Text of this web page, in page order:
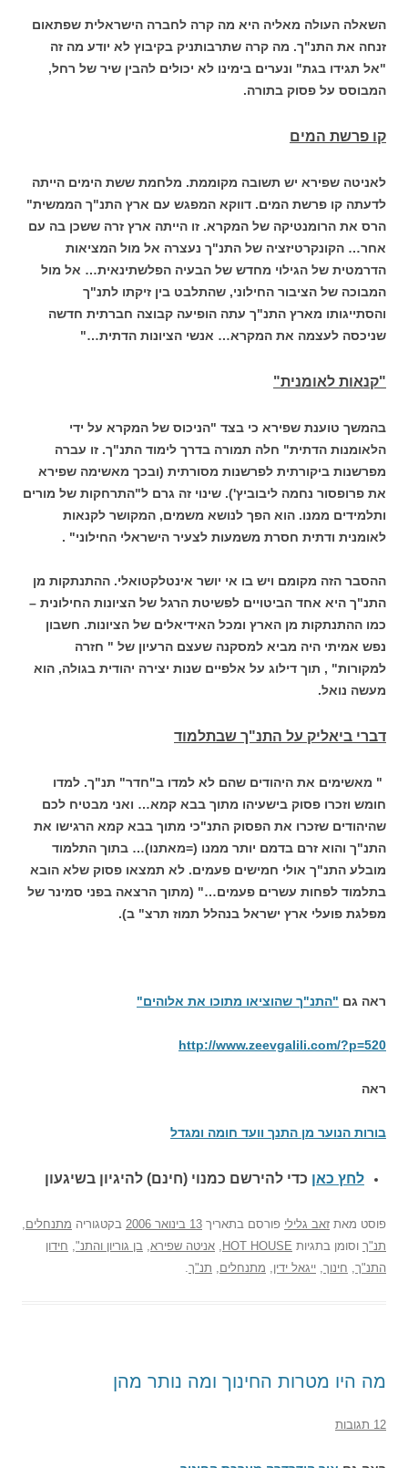
השאלה העולה מאליה היא מה קרה לחברה הישראלית שפתאום
זנחה את התנ"ך. מה קרה שתרבותניק בקיבוץ לא יודע מה זה
"אל תגידו בגת" ונערים בימינו לא יכולים להבין שיר של רחל,
המבוסס על פסוק בתורה.
קו פרשת המים
לאניטה שפירא יש תשובה מקוממת. מלחמת ששת הימים הייתה
לדעתה קו פרשת המים. דווקא המפגש עם ארץ התנ"ך הממשית"
הרס את הרומנטיקה של המקרא. זו הייתה ארץ זרה ששכן בה עם
אחר… הקונקרטיזציה של התנ"ך נעצרה אל מול המציאות
הדרמטית של הגילוי מחדש של הבעיה הפלשתינאית… אל מול
המבוכה של הציבור החילוני, שהתלבט בין זיקתו לתנ"ך
והסתייגותו מארץ התנ"ך עתה הופיעה קבוצה חברתית חדשה
שניכסה לעצמה את המקרא… אנשי הציונות הדתית…"
"קנאות לאומנית"
בהמשך טוענת שפירא כי בצד "הניכוס של המקרא על ידי
הלאומנות הדתית" חלה תמורה בדרך לימוד התנ"ך. זו עברה
מפרשנות ביקורתית לפרשנות מסורתית (ובכך מאשימה שפירא
את פרופסור נחמה ליבוביץ'). שינוי זה גרם ל"התרחקות של מורים
ותלמידים ממנו. הוא הפך לנושא משמים, המקושר לקנאות
לאומנית ודתית חסרת משמעות לצעיר הישראלי החילוני" .
ההסבר הזה מקומם ויש בו אי יושר אינטלקטואלי. ההתנתקות מן
התנ"ך היא אחד הביטויים לפשיטת הרגל של הציונות החילונית –
כמו ההתנתקות מן הארץ ומכל האידיאלים של הציונות. חשבון
נפש אמיתי היה מביא למסקנה שעצם הרעיון של " חזרה
למקורות" , תוך דילוג על אלפיים שנות יצירה יהודית בגולה, הוא
מעשה נואל.
דברי ביאליק על התנ"ך שבתלמוד
" מאשימים את היהודים שהם לא למדו ב"חדר" תנ"ך. למדו
חומש וזכרו פסוק בישעיהו מתוך בבא קמא… ואני מבטיח לכם
שהיהודים שזכרו את הפסוק התנ"כי מתוך בבא קמא הרגישו את
התנ"ך והוא זרם בדמם יותר ממנו (=מאתנו)… בתוך התלמוד
מובלע התנ"ך אולי חמישים פעמים. לא תמצאו פסוק שלא הובא
בתלמוד לפחות עשרים פעמים…" (מתוך הרצאה בפני סמינר של
מפלגת פועלי ארץ ישראל בנהלל תמוז תרצ" ב).
ראה גם "התנ"ך שהוציאו מתוכו את אלוהים"
http://www.zeevgalili.com/?p=520
ראה
בורות הנוער מן התנך וועד חומה ומגדל
לחץ כאן כדי להירשם כמנוי (חינם) להיגיון בשיגעון
פוסט מאת זאב גלילי פורסם בתאריך 13 בינואר 2006 בקטגוריה מתנחלים,
תנ"ך וסומן בתגיות HOT HOUSE
, אניטה שפירא, בן גוריון והתנ", חידון
התנ"ך, חינוך, ייגאל ידין, מתנחלים, תנ"ך.
מה היו מטרות החינוך ומה נותר מהן
12 תגובות